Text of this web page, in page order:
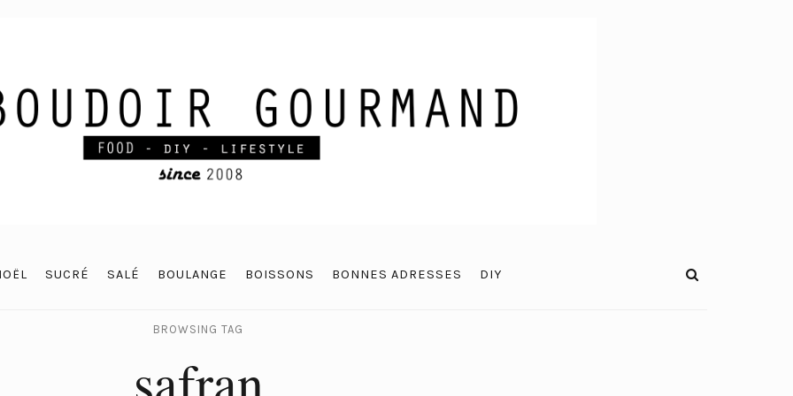
SUCRÉ SALÉ BOULANGE BOISSONS BONNES ADRESSES DIY
BROWSING TAG
safran